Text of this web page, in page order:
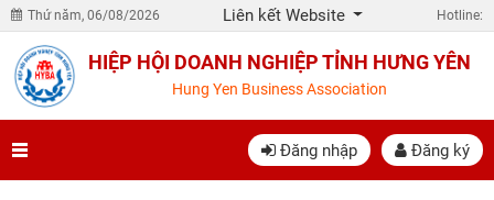
Thứ năm, 06/08/2026 Liên kết Website Hotline:
HIỆP HỘI DOANH NGHIỆP TỈNH HƯNG YÊN
Hung Yen Business Association
Đăng nhập Đăng ký